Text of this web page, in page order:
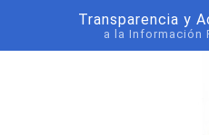
Transparencia y
a la Información